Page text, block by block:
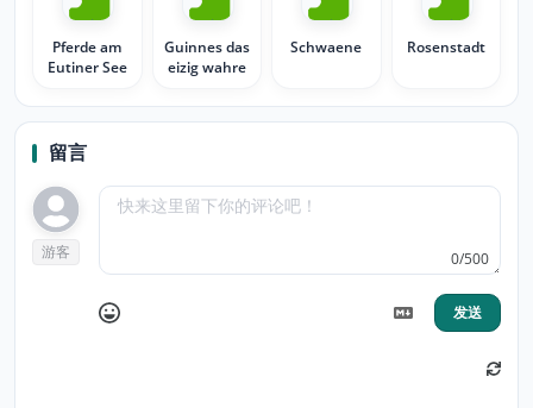
Pferde am
Eutiner See
Guinnes das
eizig wahre
Schwaene Rosenstadt
留言
游客 0/500
发送